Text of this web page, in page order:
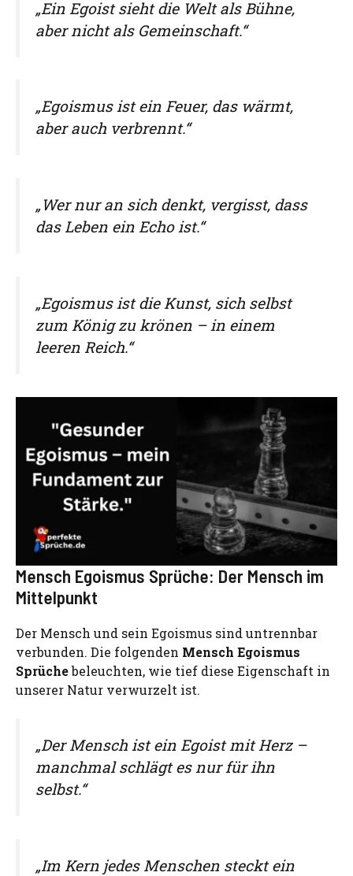
„Ein Egoist sieht die Welt als Bühne,
aber nicht als Gemeinschaft.“
„Egoismus ist ein Feuer, das wärmt,
aber auch verbrennt.“
„Wer nur an sich denkt, vergisst, dass
das Leben ein Echo ist.“
„Egoismus ist die Kunst, sich selbst
zum König zu krönen – in einem
leeren Reich.“
Mensch Egoismus Sprüche: Der Mensch im
Mittelpunkt
Der Mensch und sein Egoismus sind untrennbar
verbunden. Die folgenden Mensch Egoismus
Sprüchebeleuchten, wie tief diese Eigenschaft in
unserer Natur verwurzelt ist.
„Der Mensch ist ein Egoist mit Herz –
manchmal schlägt es nur für ihn
selbst.“
„Im Kern jedes Menschen steckt ein